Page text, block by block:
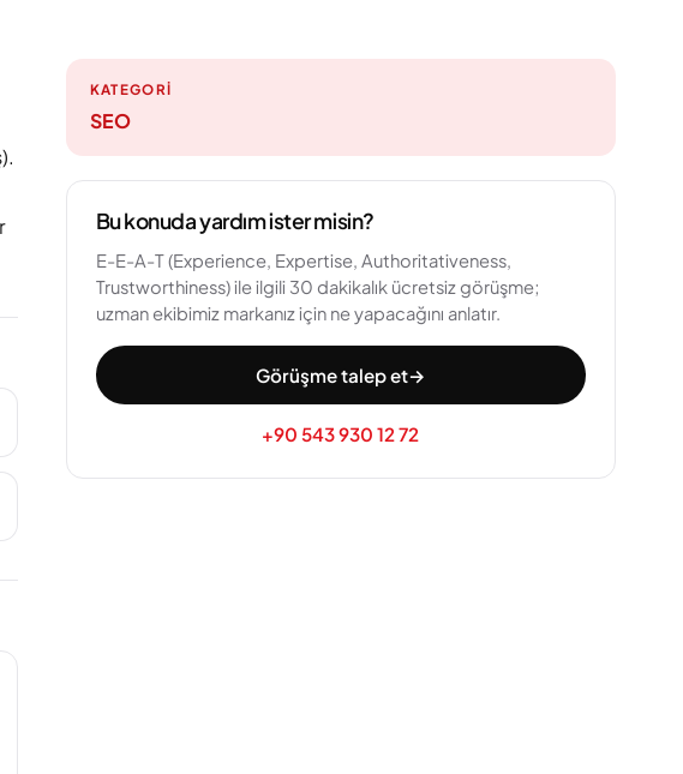
KATEGORI
SEO
Bu konuda yardım ister misin?
E-E-A-T (Experience, Expertise, Authoritativeness,
Trustworthiness) ile ilgili 30 dakikalık ücretsiz görüşme;
uzman ekibimiz markanız için ne yapacağını anlatır.
Görüşme talep et→
+90 543 930 12 72